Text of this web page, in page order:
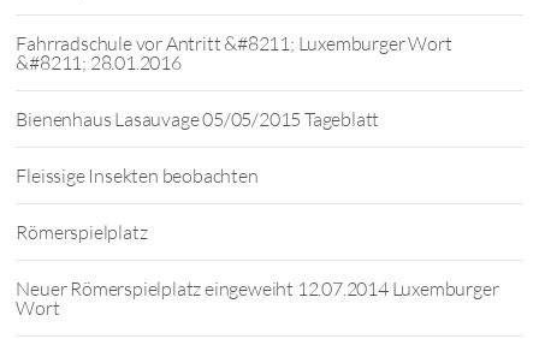
Fahrradschule vor Antritt &#8211; Luxemburger Wort
&#8211; 28.01.2016
Bienenhaus Lasauvage 05/05/2015 Tageblatt
Fleissige Insekten beobachten
Römerspielplatz
Neuer Römerspielplatz eingeweiht 12.07.2014 Luxemburger
Wort